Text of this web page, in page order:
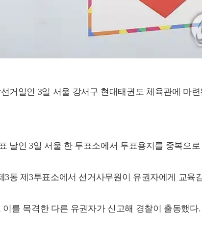
거일인 3일 서울 강서구 현대태권도 체육관에 마
날인 3일 서울 한 투표소에서 투표용지를 중복으
동 제3투표소에서 선거사무원이 유권자에게 교육
를 목격한 다른 유권자가 신고해 경찰이 출동했다.